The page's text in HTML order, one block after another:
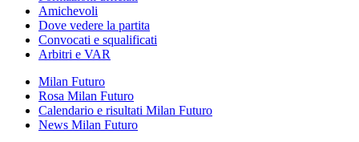
Amichevoli
Dove vedere la partita
Convocati e squalificati
Arbitri e VAR
Milan Futuro
Rosa Milan Futuro
Calendario e risultati Milan Futuro
News Milan Futuro